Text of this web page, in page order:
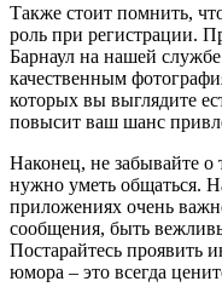
Также стоит помнить,
роль при регистрации.
Барнаул на нашей
качественным
которых вы выглядите
повысит ваш шанс
Наконец, не забывайте о
нужно уметь общаться.
приложениях очень
сообщения, быть
Постарайтесь проявить
юмора – это всегда